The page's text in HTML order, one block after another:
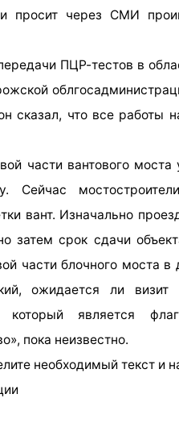
просит через СМИ
ПЦР-тестов в
сказал, что все работы
части вантового
Сейчас
вант. Изначально
затем срок сдачи
части блочного моста
ожидается ли визит
является
пока неизвестно.
необходимый текст и